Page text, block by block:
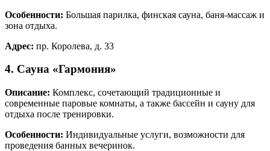
Особенности: Большая парилка, финская сауна, баня-массаж и
зона отдыха.
Адрес: пр. Королева, д. 33
4. Сауна «Гармония»
Описание: Комплекс, сочетающий традиционные и
современные паровые комнаты, а также бассейн и сауну для
отдыха после тренировки.
Особенности: Индивидуальные услуги, возможности для
проведения банных вечеринок.